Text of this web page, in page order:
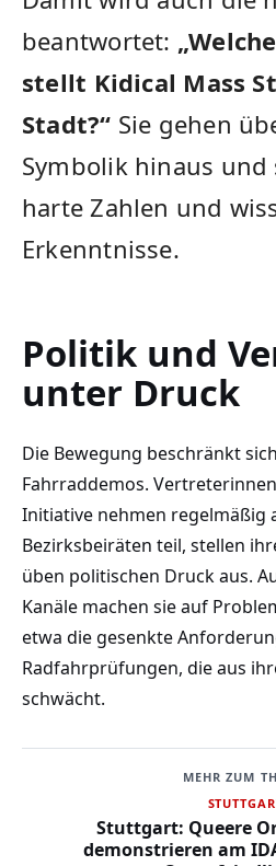
beantwortet:
stellt Kidical Mass
Stadt?“ Sie gehen
Symbolik hinaus
harte Zahlen und
Erkenntnisse.
Politik und
unter Druck
Die Bewegung beschränkt
Fahrraddemos.
Initiative nehmen regelmäßig
Bezirksbeiräten teil, stellen
üben politischen Druck aus.
Kanäle machen sie auf
etwa die gesenkte
Radfahrprüfungen, die aus
schwächt.
MEHR ZUM
Stuttgart: Queere
demonstrieren am